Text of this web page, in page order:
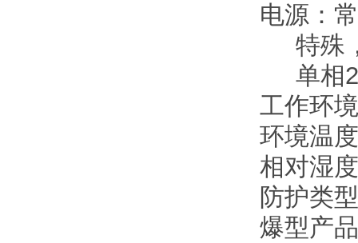
电源：
特殊，
单相
工作环
环境温
相对湿
防护类
爆型产